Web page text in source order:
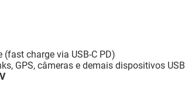
charge via USB-C PD)
GPS, câmeras e demais dispositivos USB